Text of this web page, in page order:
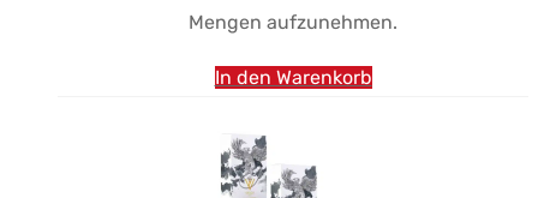
Mengen aufzunehmen.
In den Warenkorb